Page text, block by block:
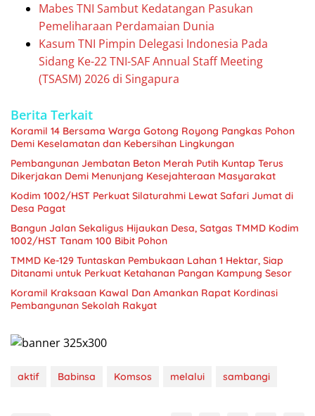
Mabes TNI Sambut Kedatangan Pasukan
Pemeliharaan Perdamaian Dunia
Kasum TNI Pimpin Delegasi Indonesia Pada
Sidang Ke-22 TNI-SAF Annual Staff Meeting
(TSASM) 2026 di Singapura
Berita Terkait
Koramil 14 Bersama Warga Gotong Royong Pangkas Pohon
Demi Keselamatan dan Kebersihan Lingkungan
Pembangunan Jembatan Beton Merah Putih Kuntap Terus
Dikerjakan Demi Menunjang Kesejahteraan Masyarakat
Kodim 1002/HST Perkuat Silaturahmi Lewat Safari Jumat di
Desa Pagat
Bangun Jalan Sekaligus Hijaukan Desa, Satgas TMMD Kodim
1002/HST Tanam 100 Bibit Pohon
TMMD Ke-129 Tuntaskan Pembukaan Lahan 1 Hektar, Siap
Ditanami untuk Perkuat Ketahanan Pangan Kampung Sesor
Koramil Kraksaan Kawal Dan Amankan Rapat Kordinasi
Pembangunan Sekolah Rakyat
aktif Babinsa Komsos melalui sambangi